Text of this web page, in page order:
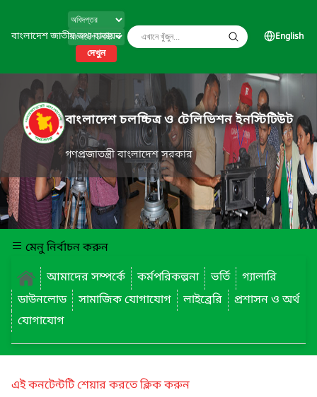
বাংলাদেশ জাতীয় তথ্য বাতায়ন
দেখুন
English
বাংলাদেশ চলচ্চিত্র ও টেলিভিশন ইনস্টিটিউট
গণপ্রজাতন্ত্রী বাংলাদেশ সরকার
মেনু নির্বাচন করুন
আমাদের সম্পর্কে
কর্মপরিকল্পনা ভর্তি
গ্যালারি
ডাউনলোড
সামাজিক যোগাযোগ লাইব্রেরি
প্রশাসন ও অর্থ
যোগাযোগ
এই কনটেন্টটি শেয়ার করতে ক্লিক করুন